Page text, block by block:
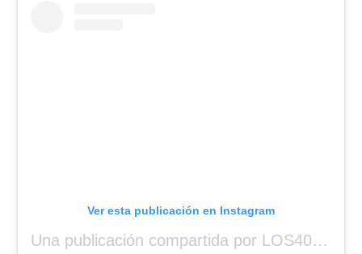
Ver esta publicación en Instagram
Una publicación compartida por LOS40 Panamá (@los40panama)